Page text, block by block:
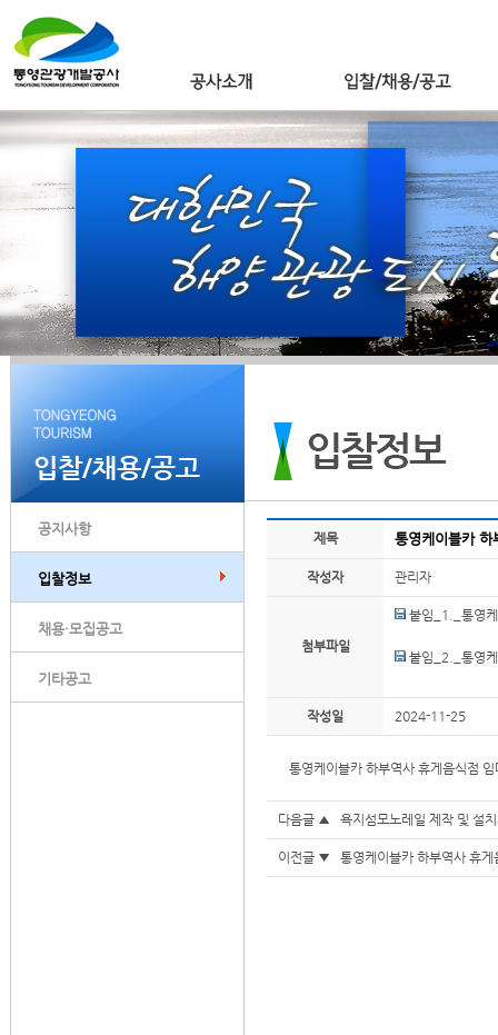
공지사항
입찰정보
채용·모집공고
기타공고
제목 통영케이블카 하
작성자 관리자
첨부파일
붙임_1._통영
붙임_2._통영
작성일 2024-11-25
통영케이블카 하부역사 휴게음식점
다음글 ▲ 욕지섬모노레일 제작 및 설
이전글 ▼ 통영케이블카 하부역사 휴